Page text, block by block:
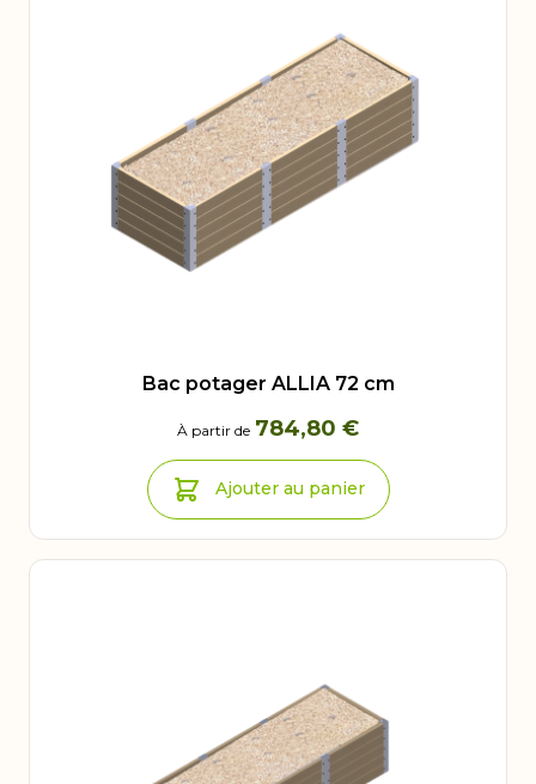
Bac potager ALLIA 72 cm
À partir de 784,80 €
Ajouter au panier